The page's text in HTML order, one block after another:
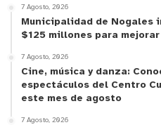
7 Agosto, 2026
Municipalidad de Nogales
$125 millones para
7 Agosto, 2026
Cine, música y danza:
espectáculos del Centro
este mes de agosto
7 Agosto, 2026